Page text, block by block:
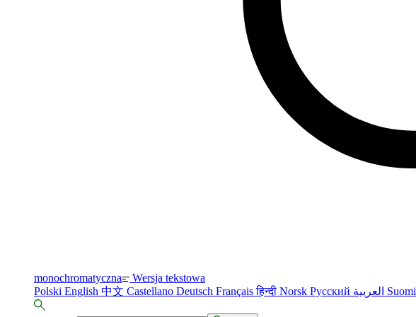
monochromatyczna Wersja tekstowa
Polski English 中文 Castellano Deutsch Françaisहिन्दी Norsk Русский Suomi